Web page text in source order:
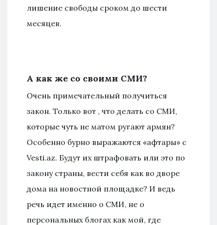
лишение свободы сроком до шести
месяцев.
А как же со своими СМИ?
Очень примечательный получиться
закон. Только вот , что делать со СМИ,
которые чуть не матом ругают армян?
Особенно бурно выражаются «афтары» с
Vesti.az. Будут их штрафовать или это по
закону страны, вести себя как во дворе
дома на новостной площадке? И ведь
речь идет именно о СМИ, не о
персональных блогах как мой, где